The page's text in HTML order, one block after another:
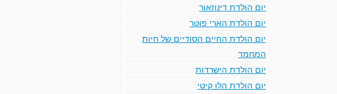
יום הולדת דינוזאור
יום הולדת הארי פוטר
יום הולדת החיים הסודיים של חיות
המחמד
יום הולדת הישרדות
יום הולדת הלו קיטי